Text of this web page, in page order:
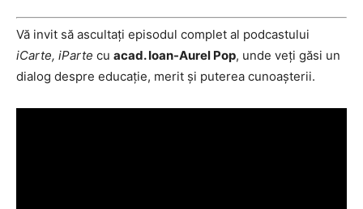
Vă invit să ascultați episodul complet al podcastului
iCarte, iParte cu acad. Ioan-Aurel Pop, unde veți găsi un
dialog despre educație, merit și puterea cunoașterii.